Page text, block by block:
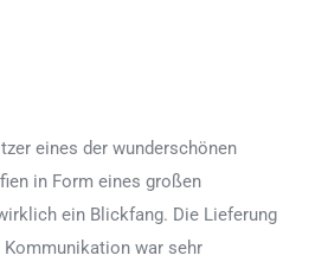
eines der wunderschönen
in Form eines großen
ein Blickfang. Die Lieferung
war sehr